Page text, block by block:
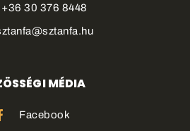
+36 30 376 8448
MÉDIA
Facebook